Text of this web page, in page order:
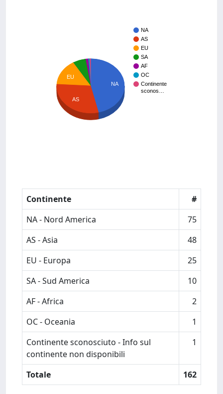
NA
AS
EU
SA
AF
OC
Continente
sconos…
NA
EU
AS
Continente
#
NA - Nord America
75
AS - Asia
48
EU - Europa
25
SA - Sud America
10
AF - Africa
2
OC - Oceania
1
Continente sconosciuto - Info sul
continente non disponibili
1
Totale 162